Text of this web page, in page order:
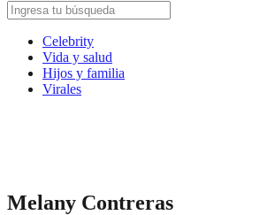
Celebrity
Vida y salud
Hijos y familia
Virales
Melany Contreras